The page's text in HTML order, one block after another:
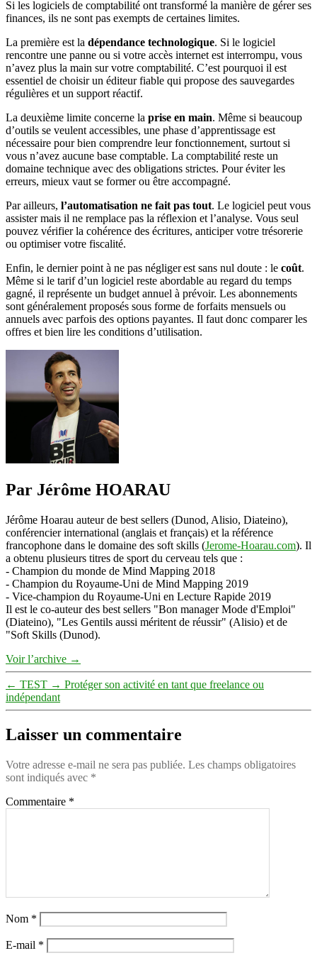
Si les logiciels de comptabilité ont transformé la manière de gérer ses
finances, ils ne sont pas exempts de certaines limites.
La première est la dépendance technologique. Si le logiciel
rencontre une panne ou si votre accès internet est interrompu, vous
n’avez plus la main sur votre comptabilité. C’est pourquoi il est
essentiel de choisir un éditeur fiable qui propose des sauvegardes
régulières et un support réactif.
La deuxième limite concerne la prise en main. Même si beaucoup
d’outils se veulent accessibles, une phase d’apprentissage est
nécessaire pour bien comprendre leur fonctionnement, surtout si
vous n’avez aucune base comptable. La comptabilité reste un
domaine technique avec des obligations strictes. Pour éviter les
erreurs, mieux vaut se former ou être accompagné.
Par ailleurs, l’automatisation ne fait pas tout. Le logiciel peut vous
assister mais il ne remplace pas la réflexion et l’analyse. Vous seul
pouvez vérifier la cohérence des écritures, anticiper votre trésorerie
ou optimiser votre fiscalité.
Enfin, le dernier point à ne pas négliger est sans nul doute : le coût.
Même si le tarif d’un logiciel reste abordable au regard du temps
gagné, il représente un budget annuel à prévoir. Les abonnements
sont généralement proposés sous forme de forfaits mensuels ou
annuels avec parfois des options payantes. Il faut donc comparer les
offres et bien lire les conditions d’utilisation.
Par Jérôme HOARAU
Jérôme Hoarau auteur de best sellers (Dunod, Alisio, Diateino),
conférencier international (anglais et français) et la référence
francophone dans le domaine des soft skills (Jerome-Hoarau.com). Il
a obtenu plusieurs titres de sport du cerveau tels que :
- Champion du monde de Mind Mapping 2018
- Champion du Royaume-Uni de Mind Mapping 2019
- Vice-champion du Royaume-Uni en Lecture Rapide 2019
Il est le co-auteur des best sellers "Bon manager Mode d'Emploi"
(Diateino), "Les Gentils aussi méritent de réussir" (Alisio) et de
"Soft Skills (Dunod).
Voir l’archive →
← TEST → Protéger son activité en tant que freelance ou
indépendant
Laisser un commentaire
Votre adresse e-mail ne sera pas publiée. Les champs obligatoires
sont indiqués avec *
Commentaire *
Nom *
E-mail *